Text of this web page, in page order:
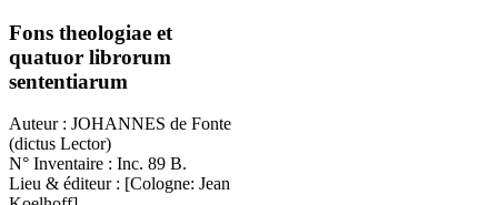
Fons theologiae et
quatuor librorum
sententiarum
Auteur : JOHANNES de Fonte
(dictus Lector)
N° Inventaire : Inc. 89 B.
Lieu & éditeur : [Cologne: Jean